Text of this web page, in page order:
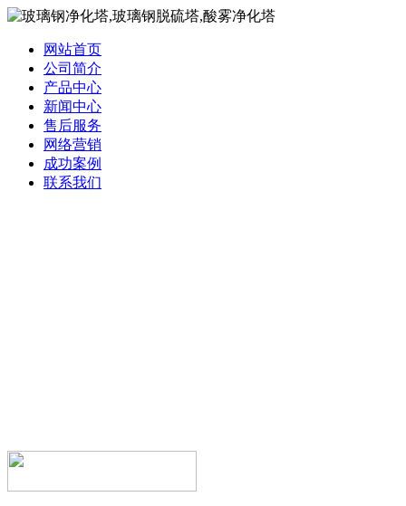
网站首页
公司简介
产品中心
新闻中心
售后服务
网络营销
成功案例
联系我们